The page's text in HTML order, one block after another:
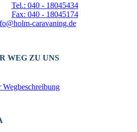
Tel.: 040 - 18045434
Fax: 040 - 18045174
caravaning.de
WEG ZU UNS
Wegbeschreibung